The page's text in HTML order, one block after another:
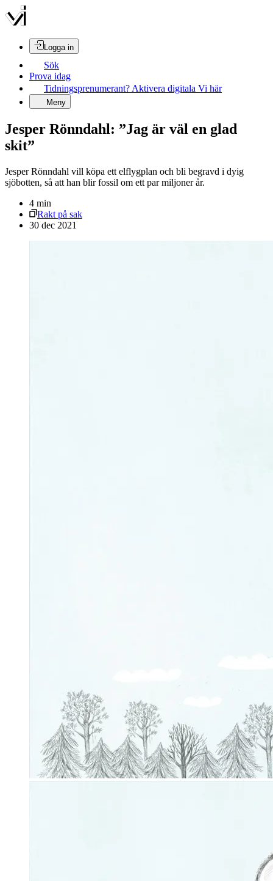
Logga in
Sök
Prova idag
Tidningsprenumerant? Aktivera digitala Vi här
Meny
Jesper Rönndahl: ”Jag är väl en glad
skit”
Jesper Rönndahl vill köpa ett elflygplan och bli begravd i dyig
sjöbotten, så att han blir fossil om ett par miljoner år.
4 min
Rakt på sak
30 dec 2021